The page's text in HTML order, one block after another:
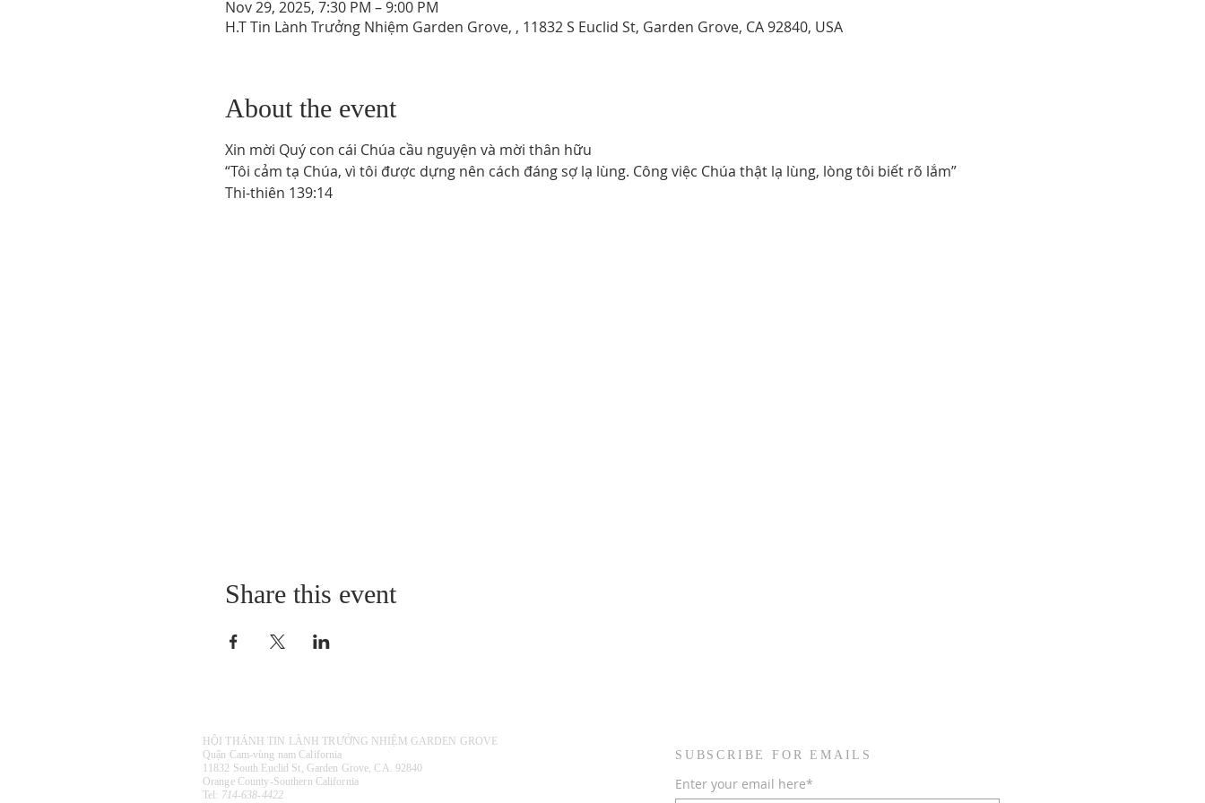
Nov 29, 2025, 7:30 PM – 9:00 PM
H.T Tin Lành Trưởng Nhiệm Garden Grove, , 11832 S Euclid St, Garden Grove, CA 92840, USA
About the event
Xin mời Quý con cái Chúa cầu nguyện và mời thân hữu
“Tôi cảm tạ Chúa, vì tôi được dựng nên cách đáng sợ lạ lùng. Công việc Chúa thật lạ lùng, lòng tôi biết rõ lắm”
Thi-thiên 139:14
Share this event
HỘI THÁNH TIN LÀNH TRƯỞNG NHIỆM GARDEN GROVE
Quận Cam-vùng nam California
​11832 South Euclid St, Garden Grove,CA. 92840
Orange County​-Southern California
​Tel: 714-638-4422
SUBSCRIBE FOR EMAILS
Enter your email here*